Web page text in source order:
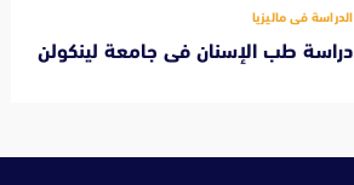
الدراسة فى ماليزيا
دراسة طب الإسنان فى جامعة لينكولن